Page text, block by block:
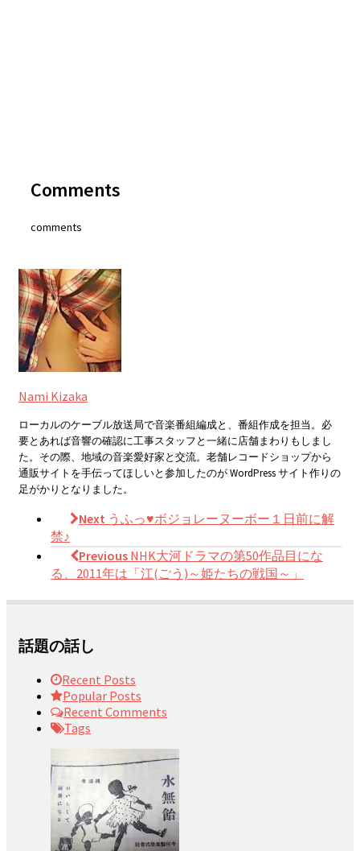
Comments
comments
Nami Kizaka
ローカルのケーブル放送局で音楽番組編成と、番組作成を担当。必
要とあれば音響の確認に工事スタッフと一緒に店舗まわりもしまし
た。その際、地域の音楽愛好家と交流。老舗レコードショップから
通販サイトを手伝ってほしいと参加したのが WordPress サイト作りの
足がかりとなりました。
Next うふっ♥ボジョレーヌーボー１日前に解
禁♪
Previous NHK大河ドラマの第50作品目にな
る、2011年は「江(ごう)～姫たちの戦国～」
話題の話し
Recent Posts
Popular Posts
Recent Comments
Tags